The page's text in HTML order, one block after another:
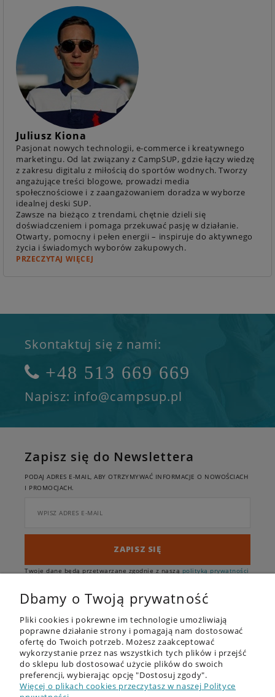
Juliusz Kiona
Pasjonat nowych technologii, e-commerce i kreatywnego
marketingu. Od lat związany z CampSUP, gdzie łączy wiedzę
z zakresu digitalu z miłością do sportów wodnych. Tworzy
angażujące treści blogowe, prowadzi media
społecznościowe i z zaangażowaniem doradza w wyborze
idealnej deski SUP.
Zawsze na bieżąco z trendami, chętnie dzieli się
doświadczeniem i pomaga przekuwać pasję w działanie.
Otwarty, pomocny i pełen energii – inspiruje do aktywnego
życia i świadomych wyborów zakupowych.
PRZECZYTAJ WIĘCEJ
Skontaktuj się z nami:
+48 513 669 669
Napisz: info@campsup.pl
Zapisz się do Newslettera
PODAJ ADRES E-MAIL, ABY OTRZYMYWAĆ INFORMACJE O NOWOŚCIACH
I PROMOCJACH.
ZAPISZ SIĘ
Twoje dane będą przetwarzane zgodnie z naszą polityką prywatności
OFERTA
DESKI SUP - RECENZJE
Dbamy o Twoją prywatność
Pliki cookies i pokrewne im technologie umożliwiają
poprawne działanie strony i pomagają nam dostosować
ofertę do Twoich potrzeb. Możesz zaakceptować
wykorzystanie przez nas wszystkich tych plików i przejść
do sklepu lub dostosować użycie plików do swoich
preferencji, wybierając opcję "Dostosuj zgody".
Więcej o plikach cookies przeczytasz w naszej Polityce